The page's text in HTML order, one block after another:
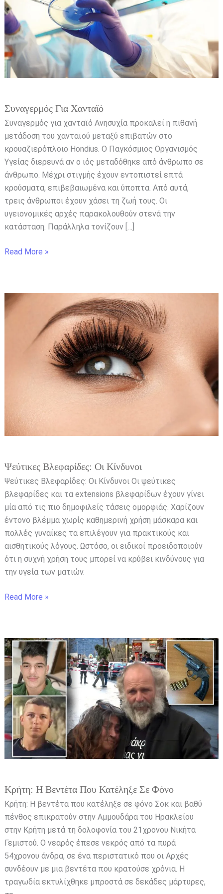
Συναγερμός Για Χανταϊό
Συναγερμός για χανταϊό Ανησυχία προκαλεί η πιθανή
μετάδοση του χανταϊού μεταξύ επιβατών στο
κρουαζιερόπλοιο Hondius. Ο Παγκόσμιος Οργανισμός
Υγείας διερευνά αν ο ιός μεταδόθηκε από άνθρωπο σε
άνθρωπο. Μέχρι στιγμής έχουν εντοπιστεί επτά
κρούσματα, επιβεβαιωμένα και ύποπτα. Από αυτά,
τρεις άνθρωποι έχουν χάσει τη ζωή τους. Οι
υγειονομικές αρχές παρακολουθούν στενά την
κατάσταση. Παράλληλα τονίζουν […]
Read More »
Ψεύτικες Βλεφαρίδες: Οι Κίνδυνοι
Ψεύτικες Βλεφαρίδες: Οι Κίνδυνοι Οι ψεύτικες
βλεφαρίδες και τα extensions βλεφαρίδων έχουν γίνει
μία από τις πιο δημοφιλείς τάσεις ομορφιάς. Χαρίζουν
έντονο βλέμμα χωρίς καθημερινή χρήση μάσκαρα και
πολλές γυναίκες τα επιλέγουν για πρακτικούς και
αισθητικούς λόγους. Ωστόσο, οι ειδικοί προειδοποιούν
ότι η συχνή χρήση τους μπορεί να κρύβει κινδύνους για
την υγεία των ματιών.
Ψεύτικες
Βλεφαρίδες:
Κίνδυνοι
Read More »
Κρήτη: Η Βεντέτα Που Κατέληξε Σε Φόνο
Κρήτη: Η βεντέτα που κατέληξε σε φόνο Σοκ και βαθύ
πένθος επικρατούν στην Αμμουδάρα του Ηρακλείου
στην Κρήτη μετά τη δολοφονία του 21χρονου Νικήτα
Γεμιστού. Ο νεαρός έπεσε νεκρός από τα πυρά
54χρονου άνδρα, σε ένα περιστατικό που οι Αρχές
συνδέουν με μια βεντέτα που κρατούσε χρόνια. Η
τραγωδία εκτυλίχθηκε μπροστά σε δεκάδες μάρτυρες,
Κρήτη:
Η
βεντέτα
που
κατέληξε
σε
φόνο